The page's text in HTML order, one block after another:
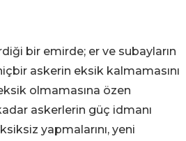
bir emirde; er ve subayların
askerin eksik kalmamasını
olmamasına özen
askerlerin güç idmanı
yapmalarını, yeni